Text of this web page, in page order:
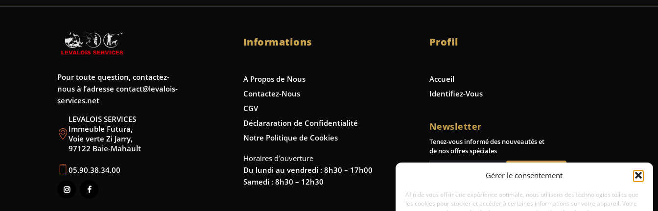
Gérer le consentement
Afin de vous offrir une expérience optimale, nous utilisons des technologies telles que
les cookies pour stocker et accéder à certaines informations sur votre appareil. Votre
Pour toute question, contactez-
nous à l’adresse contact@levalois-
services.net
LEVALOIS SERVICES
Immeuble Futura,
Voie verte Zi Jarry,
97122 Baie-Mahault
05.90.38.34.00
Informations
A Propos de Nous
Contactez-Nous
CGV
Déclararation de Confidentialité
Notre Politique de Cookies
Horaires d’ouverture
Du lundi au vendredi : 8h30 – 17h00
Samedi : 8h30 – 12h30
Profil
Accueil
Identifiez-Vous
Newsletter
Tenez-vous informé des nouveautés et
de nos offres spéciales